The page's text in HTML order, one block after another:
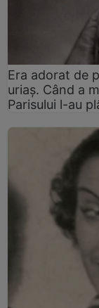
Era adorat de
uriaș. Când a
Parisului l-au